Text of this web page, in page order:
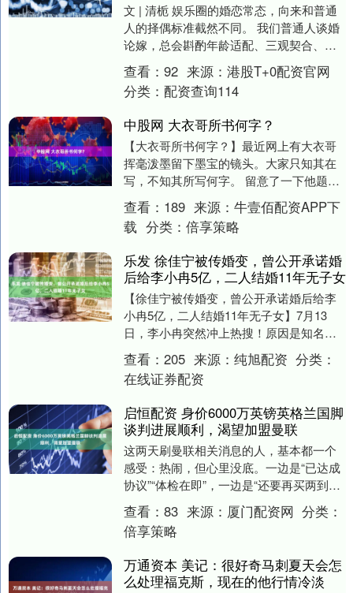
文 | 清栀 娱乐圈的婚恋常态，向来和普通
人的择偶标准截然不同。 我们普通人谈婚
论嫁，总会斟酌年龄适配、三观契合、代
沟差异这些现实问题，生怕相处磨合出矛
盾。 可....
查看： 92 来源： 港股T+0配资官网
分类： 配资查询114
中股网 大衣哥所书何字？
【大衣哥所书何字？】最近网上有大衣哥
挥毫泼墨留下墨宝的镜头。大家只知其在
写，不知其所写何字。 留意了一下他题写
的字，是“泰山石敢当 景区好玩 朱之文”12
个苍劲....
查看： 189 来源： 牛壹佰配资APP下
载 分类： 倍享策略
乐发 徐佳宁被传婚变，曾公开承诺婚
后给李小冉5亿，二人结婚11年无子女
【徐佳宁被传婚变，曾公开承诺婚后给李
小冉5亿，二人结婚11年无子女】7月13
日，李小冉突然冲上热搜！原因是知名八
卦媒体突然爆料，声称李小冉与制片人老
公徐佳宁，去....
查看： 205 来源： 纯旭配资 分类：
在线证券配资
启恒配资 身价6000万英镑英格兰国脚
谈判进展顺利，渴望加盟曼联
这两天刷曼联相关消息的人，基本都一个
感受：热闹，但心里没底。一边是“已达成
协议”“体检在即”，一边是“还要再买两到三
人”，再加上1.65亿英镑级别的潜在目标名
单....
查看： 83 来源： 厦门配资网 分类：
倍享策略
万通资本 美记：很好奇马刺夏天会怎
么处理福克斯，现在的他行情冷淡